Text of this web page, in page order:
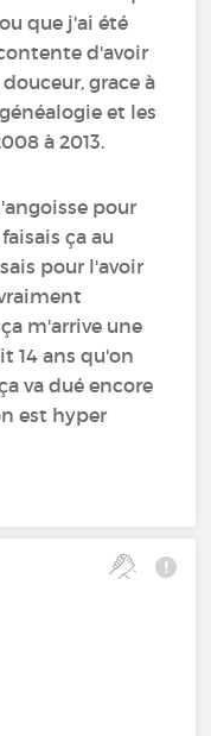
que j'ai été
d'avoir
grace à
et les
à 2013.
pour
ça au
pour l'avoir
m'arrive une
14 ans qu'on
va dué encore
est hyper